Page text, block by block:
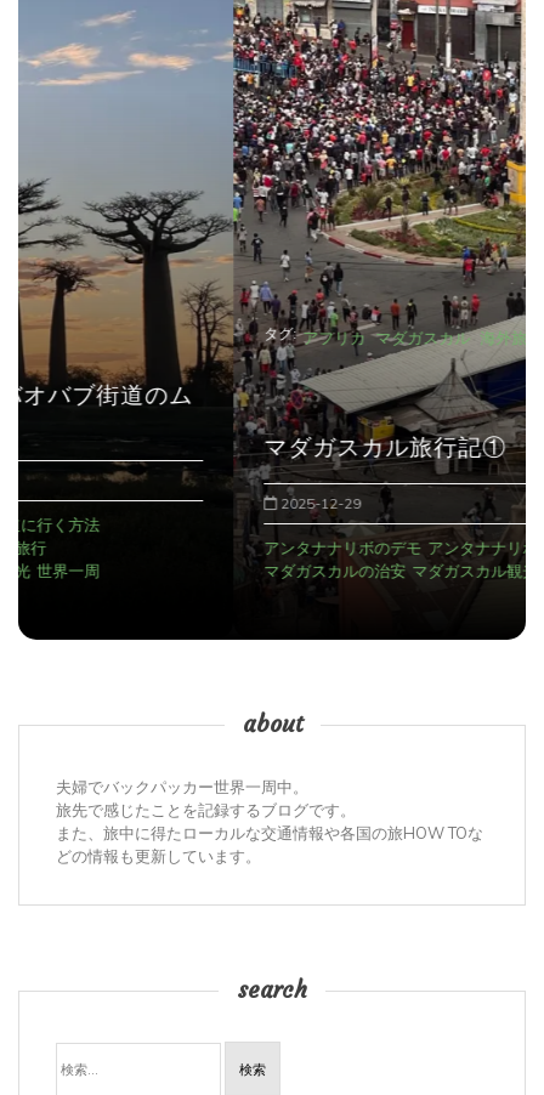
タグ: マダガスカル 海外旅
マダガスカル旅行記①
2025-12-29
アンタナナリボの宿 おぎつう
マダガスカルの治安
マダガスカル観光 世界一周
about
夫婦でバックパッカー世界一周中。
旅先で感じたことを記録するブログです。
また、旅中に得たローカルな交通情報や各国の旅HOW TOな
どの情報も更新しています。
search
検
索: